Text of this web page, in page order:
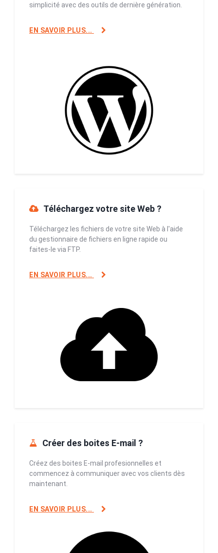
simplicité avec des outils de dernière génération.
EN SAVOIR PLUS...
Téléchargez votre site Web ?
Téléchargez les fichiers de votre site Web à l'aide
du gestionnaire de fichiers en ligne rapide ou
faites-le via FTP.
EN SAVOIR PLUS...
Créer des boites E-mail ?
Créez des boites E-mail profesionnelles et
commencez à communiquer avec vos clients dès
maintenant.
EN SAVOIR PLUS...